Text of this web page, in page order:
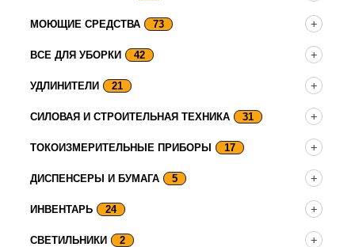
МОЮЩИЕ СРЕДСТВА 73
ВСЕ ДЛЯ УБОРКИ 42
УДЛИНИТЕЛИ 21
СИЛОВАЯ И СТРОИТЕЛЬНАЯ ТЕХНИКА 31
ТОКОИЗМЕРИТЕЛЬНЫЕ ПРИБОРЫ 17
ДИСПЕНСЕРЫ И БУМАГА 5
ИНВЕНТАРЬ 24
СВЕТИЛЬНИКИ 2